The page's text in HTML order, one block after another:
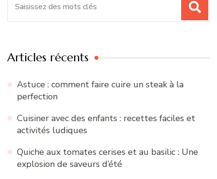
Articles récents
Astuce : comment faire cuire un steak à la
perfection
Cuisiner avec des enfants : recettes faciles et
activités ludiques
Quiche aux tomates cerises et au basilic : Une
explosion de saveurs d’été